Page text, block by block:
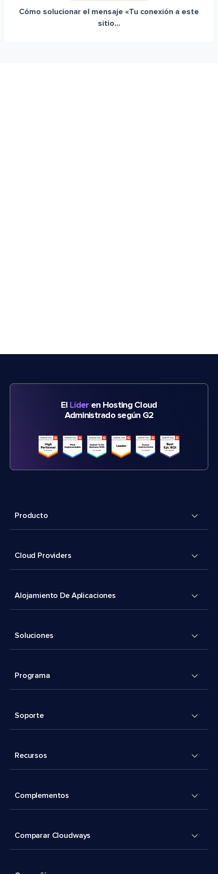
Cómo solucionar el mensaje «Tu conexión a este
sitio...
El Líder en Hosting Cloud
Administrado según G2
Producto
Cloud Providers
Alojamiento De Aplicaciones
Soluciones
Programa
Soporte
Recursos
Complementos
Comparar Cloudways